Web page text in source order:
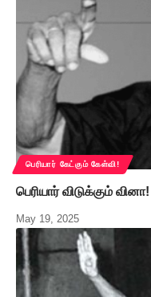
பெரியார் கேட்கும் கேள்வி!
பெரியார் விடுக்கும்
May 19, 2025